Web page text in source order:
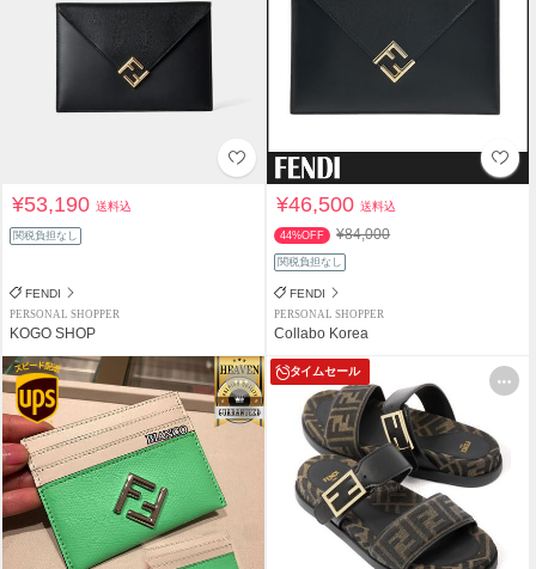
¥53,190送料込
関税負担なし
FENDI
PERSONAL SHOPPER
KOGO SHOP
¥46,500送料込
44%OFF ¥84,000
関税負担なし
FENDI
PERSONAL SHOPPER
Collabo Korea
タイムセール